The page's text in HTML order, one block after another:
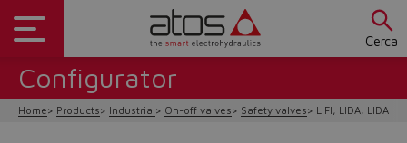
Cerca
Configurator
Home Products Industrial On-off valves Safety valves LIFI, LIDA, LIDAS/